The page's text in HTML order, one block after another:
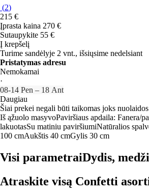
(2)
215 €
Įprasta kaina 270 €
Sutaupykite 55 €
Į krepšelį
Turime sandėlyje 2 vnt., išsiųsime nedelsiant
Pristatymas adresu
Nemokamai
·
08‑14 Pen – 18 Ant
Daugiau
Šiai prekei negali būti taikomas joks
Iš ąžuolo masyvoPaviršiaus apdaila: Fanera/
lakuotasSu matiniu paviršiumiNatūralios
100 cmAukštis 40 cmGylis 30 cm
Visi parametraiDydis,
Atraskite visą Confetti